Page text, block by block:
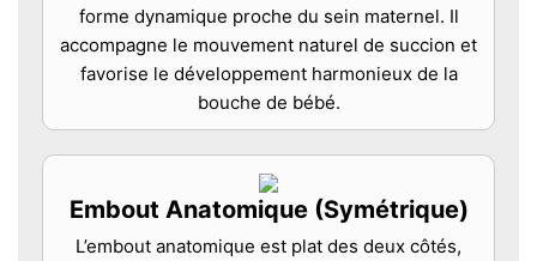
forme dynamique proche du sein maternel. Il
accompagne le mouvement naturel de succion et
favorise le développement harmonieux de la
bouche de bébé.
Embout Anatomique (Symétrique)
L’embout anatomique est plat des deux côtés,